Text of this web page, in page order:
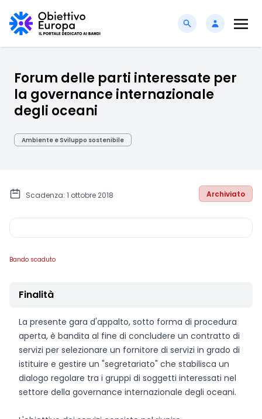
Forum delle parti interessate per
la governance internazionale
degli oceani
Ambiente e Sviluppo sostenibile
Scadenza: 1 ottobre 2018 Archiviato
Bando scaduto
Finalità
La presente gara d'appalto, sotto forma di procedura
aperta, è bandita al fine di concludere un contratto di
servizi per selezionare un fornitore di servizi in grado di
istituire e gestire un "segretariato" che stabilisca un
dialogo regolare tra i gruppi di soggetti interessati nel
settore della governance internazionale degli oceani.